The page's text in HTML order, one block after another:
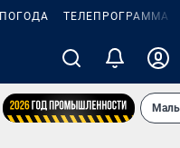
ПОГОДА ТЕЛЕПРОГРАММА